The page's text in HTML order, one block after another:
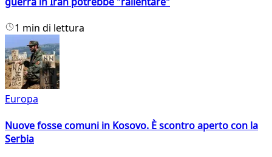
1 min di lettura
Europa
Nuove fosse comuni in Kosovo. È scontro aperto con la
Serbia